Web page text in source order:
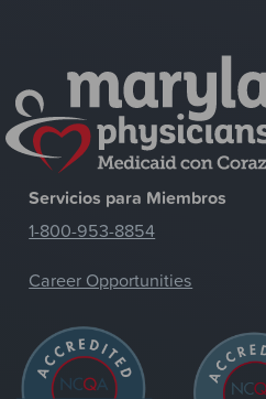
Servicios para Miembros
1-800-953-8854
Career Opportunities